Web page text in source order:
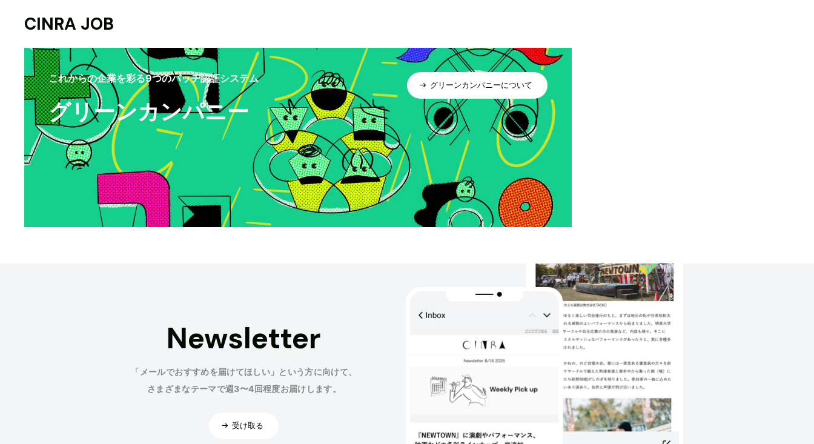
CINRA JOB
これからの企業を彩る9つのバッヂ認証システム
グリーンカンパニー
グリーンカンパニーについて
Newsletter
「メールでおすすめを届けてほしい」という方に向けて、
さまざまなテーマで週3〜4回程度お届けします。
受け取る